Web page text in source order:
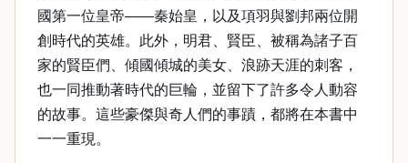
國第一位皇帝——秦始皇，以及項羽與劉邦兩位開
創時代的英雄。此外，明君、賢臣、被稱為諸子百
家的賢臣們、傾國傾城的美女、浪跡天涯的刺客，
也一同推動著時代的巨輪，並留下了許多令人動容
的故事。這些豪傑與奇人們的事蹟，都將在本書中
一一重現。